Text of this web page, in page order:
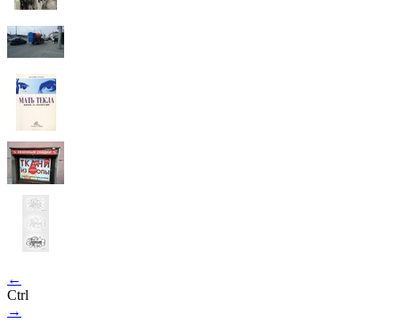
←
Ctrl
→